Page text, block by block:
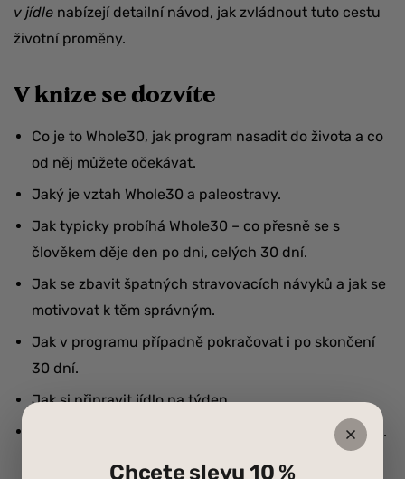
v jídle nabízejí detailní návod, jak zvládnout tuto cestu
životní proměny.
V knize se dozvíte
Co je to Whole30, jak program nasadit do života a co
od něj můžete očekávat.
Jaký je vztah Whole30 a paleostravy.
Jak typicky probíhá Whole30 – co přesně se s
člověkem děje den po dni, celých 30 dní.
Jak se zbavit špatných stravovacích návyků a jak se
motivovat k těm správným.
Jak v programu případně pokračovat i po skončení
30 dní.
Jak si připravit jídlo na týden.
Jak nakupovat, které suroviny lze čím nahradit např.
Chcete slevu 10 %